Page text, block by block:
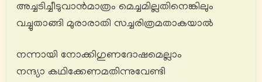
അച്ചടിച്ചീടുവാൻമാത്രം മെച്ചമില്ലതിനെങ്കിലും
വച്ചുതാങ്ങി മുരാരാതി സച്ചരിത്രമതാകയാൽ
നന്നായി നോക്കിഗുണദോഷമെല്ലാം
നന്ദ്യാ കഥിക്കേണമതിന്നുവേണ്ടി